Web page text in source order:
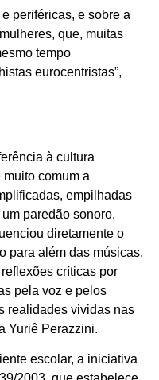
periféricas, e sobre a
que, muitas
tempo
eurocentristas”,
à cultura
comum a
empilhadas
paredão sonoro.
diretamente o
para além das músicas.
críticas por
pela voz e pelos
realidades vividas nas
Yuriê Perazzini.
escolar, a iniciativa